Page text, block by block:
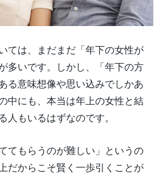
ては、まだまだ「年下の女性が
多いです。しかし、「年下の方
る意味想像や思い込みでしかあ
中にも、本当は年上の女性と結
人もいるはずなのです。
てもらうのが難しい」というの
だからこそ賢く一歩引くことが